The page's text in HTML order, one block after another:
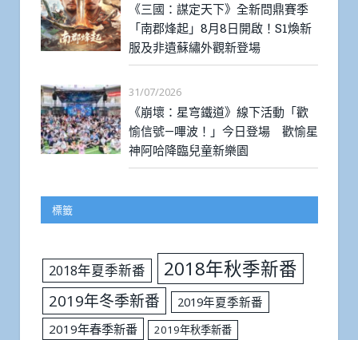
《三國：謀定天下》全新問鼎賽季
「南郡烽起」8月8日開啟！S1煥新
服及非遺蘇繡外觀新登場
31/07/2026
《崩壞：星穹鐵道》線下活動「歡
愉信號—嗶波！」今日登場 歡愉星
神阿哈降臨兒童新樂園
標籤
2018年夏季新番 2018年秋季新番
2019年冬季新番
2019年夏季新番
2019年春季新番
2019年秋季新番